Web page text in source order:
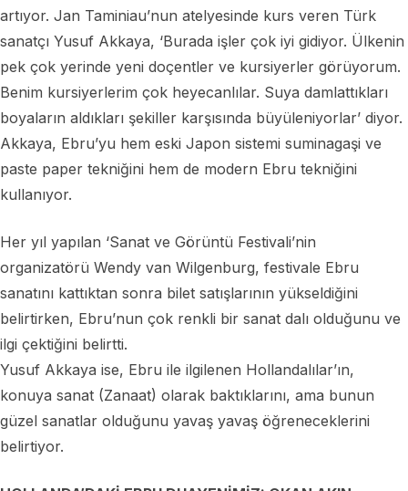
artıyor. Jan Taminiau’nun atelyesinde kurs veren Türk
sanatçı Yusuf Akkaya, ‘Burada işler çok iyi gidiyor. Ülkenin
pek çok yerinde yeni doçentler ve kursiyerler görüyorum.
Benim kursiyerlerim çok heyecanlılar. Suya damlattıkları
boyaların aldıkları şekiller karşısında büyüleniyorlar’ diyor.
Akkaya, Ebru’yu hem eski Japon sistemi suminagaşi ve
paste paper tekniğini hem de modern Ebru tekniğini
kullanıyor.
Her yıl yapılan ‘Sanat ve Görüntü Festivali’nin
organizatörü Wendy van Wilgenburg, festivale Ebru
sanatını kattıktan sonra bilet satışlarının yükseldiğini
belirtirken, Ebru’nun çok renkli bir sanat dalı olduğunu ve
ilgi çektiğini belirtti.
Yusuf Akkaya ise, Ebru ile ilgilenen Hollandalılar’ın,
konuya sanat (Zanaat) olarak baktıklarını, ama bunun
güzel sanatlar olduğunu yavaş yavaş öğreneceklerini
belirtiyor.